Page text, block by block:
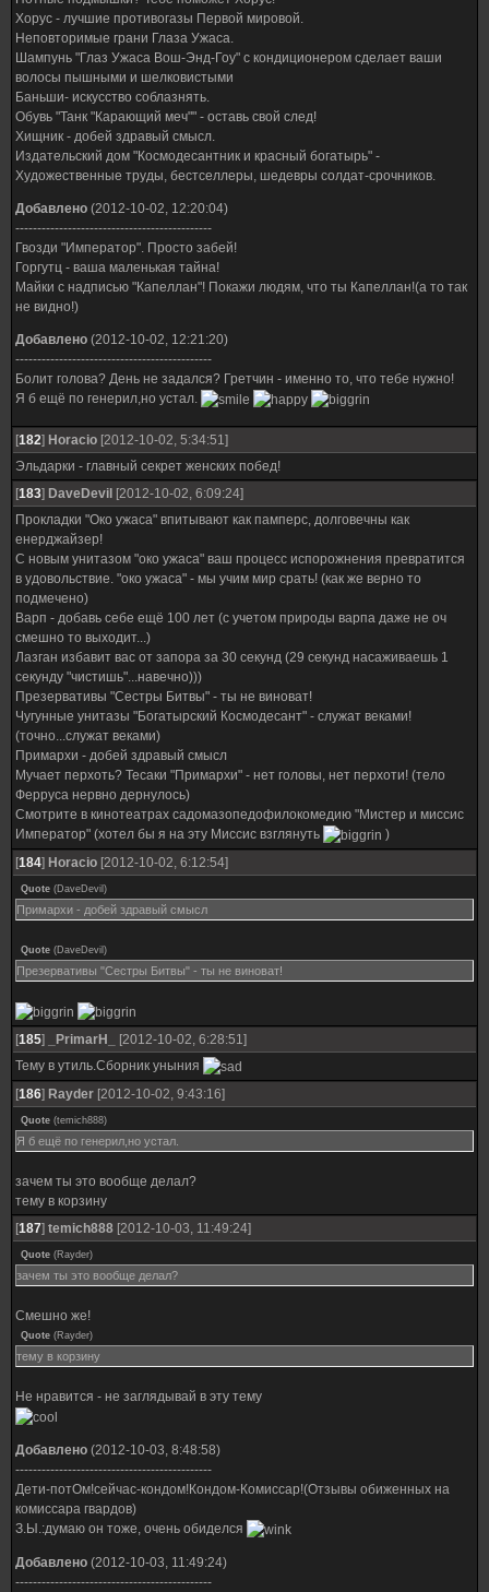
Хорус - лучшие противогазы Первой мировой.
Неповторимые грани Глаза Ужаса.
Шампунь "Глаз Ужаса Вош-Энд-Гоу" с кондиционером сделает ваши
волосы пышными и шелковистыми
Баньши- искусство соблазнять.
Обувь "Танк "Карающий меч"" - оставь свой след!
Хищник - добей здравый смысл.
Издательский дом "Космодесантник и красный богатырь" -
Художественные труды, бестселлеры, шедевры солдат-срочников.
Добавлено (2012-10-02, 12:20:04)
---------------------------------------------
Гвозди "Император". Просто забей!
Горгутц - ваша маленькая тайна!
Майки с надписью "Капеллан"! Покажи людям, что ты Капеллан!(а то так
не видно!)
Добавлено (2012-10-02, 12:21:20)
---------------------------------------------
Болит голова? День не задался? Гретчин - именно то, что тебе нужно!
Я б ещё по генерил,но устал.
[182] Horacio [2012-10-02, 5:34:51]
Эльдарки - главный секрет женских побед!
[183] DaveDevil [2012-10-02, 6:09:24]
Прокладки "Око ужаса" впитывают как памперс, долговечны как
енерджайзер!
С новым унитазом "око ужаса" ваш процесс испорожнения превратится
в удовольствие. "око ужаса" - мы учим мир срать! (как же верно то
подмечено)
Варп - добавь себе ещё 100 лет (с учетом природы варпа даже не оч
смешно то выходит...)
Лазган избавит вас от запора за 30 секунд (29 секунд насаживаешь 1
секунду "чистишь"...навечно)))
Презервативы "Сестры Битвы" - ты не виноват!
Чугунные унитазы "Богатырский Космодесант" - служат веками!
(точно...служат веками)
Примархи - добей здравый смысл
Мучает перхоть? Тесаки "Примархи" - нет головы, нет перхоти! (тело
Ферруса нервно дернулось)
Смотрите в кинотеатрах садомазопедофилокомедию "Мистер и миссис
Император" (хотел бы я на эту Миссис взглянуть
)
[184] Horacio [2012-10-02, 6:12:54]
Quote (DaveDevil )
Примархи - добей здравый смысл
Quote (DaveDevil )
Презервативы "Сестры Битвы" - ты не виноват!
[185] _PrimarH_
[2012-10-02, 6:28:51]
Тему в утиль.Сборник уныния
[186] Rayder [2012-10-02, 9:43:16]
Quote (temich888)
Я б ещё по генерил,но устал.
зачем ты это вообще делал?
тему в корзину
[187] temich888 [2012-10-03, 11:49:24]
Quote (Rayder)
зачем ты это вообще делал?
Смешно же!
Quote (Rayder)
тему в корзину
Не нравится - не заглядывай в эту тему
Добавлено (2012-10-03, 8:48:58)
---------------------------------------------
Дети-потОм!сейчас-кондом!Кондом-Комиссар!(Отзывы обиженных на
комиссара гвардов)
З.Ы.:думаю он тоже, очень обиделся
Добавлено (2012-10-03, 11:49:24)
---------------------------------------------